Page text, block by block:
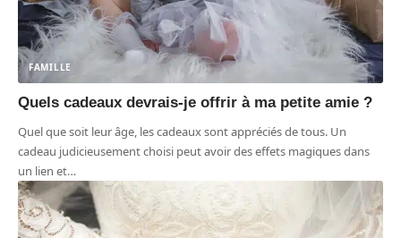
FAMILLE
Quels cadeaux devrais-je offrir à ma petite amie ?
Quel que soit leur âge, les cadeaux sont appréciés de tous. Un
cadeau judicieusement choisi peut avoir des effets magiques dans
un lien et…